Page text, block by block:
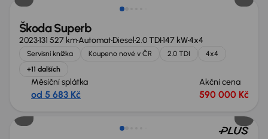
Škoda Superb
2023131 527 kmAutomatDiesel2.0 TDI147 kW4x4
Servisní knížka Koupeno nové v ČR 2.0 TDI
4x4
+11 dalších
Měsíční splátka
od 5 683 Kč
Akční cena
590 000 Kč
Zlevněno o 100 000 Kč